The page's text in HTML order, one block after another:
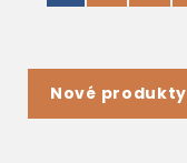
Nové produkty